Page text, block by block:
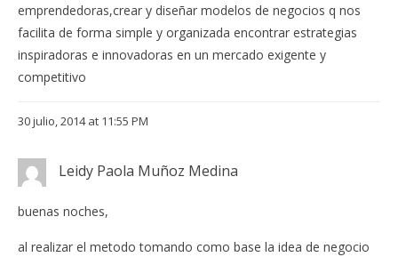
emprendedoras,crear y diseñar modelos de negocios q nos
facilita de forma simple y organizada encontrar estrategias
inspiradoras e innovadoras en un mercado exigente y
competitivo
30 julio, 2014 at 11:55 PM
Leidy Paola Muñoz Medina
buenas noches,
al realizar el metodo tomando como base la idea de negocio